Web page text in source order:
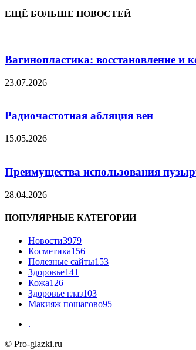
ЕЩЁ БОЛЬШЕ НОВОСТЕЙ
Вагинопластика: восстановление и
23.07.2026
Радиочастотная абляция вен
15.05.2026
Преимущества использования
28.04.2026
ПОПУЛЯРНЫЕ КАТЕГОРИИ
Новости3979
Косметика156
Полезные сайты153
Здоровье141
Кожа126
Здоровье глаз103
Макияж пошагово95
.
© Pro-glazki.ru